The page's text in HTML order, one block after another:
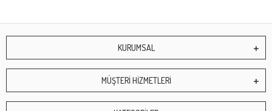
KURUMSAL
MÜŞTERİ HİZMETLERİ